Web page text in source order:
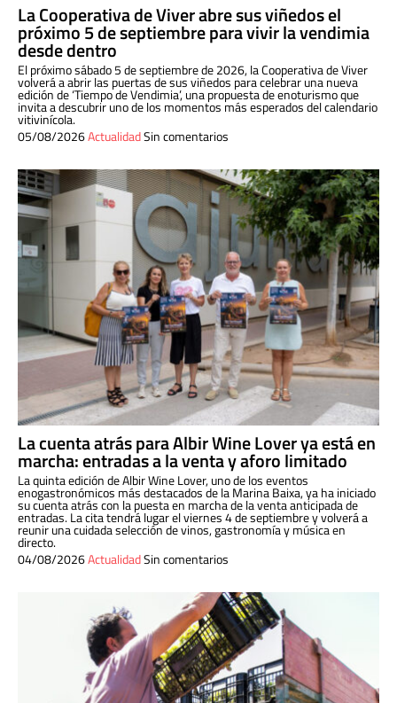
La Cooperativa de Viver abre sus viñedos el
próximo 5 de septiembre para vivir la vendimia
desde dentro
El próximo sábado 5 de septiembre de 2026, la Cooperativa de Viver
volverá a abrir las puertas de sus viñedos para celebrar una nueva
edición de ‘Tiempo de Vendimia’, una propuesta de enoturismo que
invita a descubrir uno de los momentos más esperados del calendario
vitivinícola.
05/08/2026ActualidadSin comentarios
La cuenta atrás para Albir Wine Lover ya está en
marcha: entradas a la venta y aforo limitado
La quinta edición de Albir Wine Lover, uno de los eventos
enogastronómicos más destacados de la Marina Baixa, ya ha iniciado
su cuenta atrás con la puesta en marcha de la venta anticipada de
entradas. La cita tendrá lugar el viernes 4 de septiembre y volverá a
reunir una cuidada selección de vinos, gastronomía y música en
directo.
04/08/2026ActualidadSin comentarios